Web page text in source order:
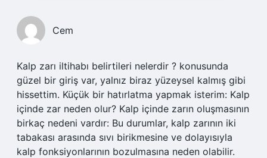
Cem
Kalp zarı iltihabı belirtileri nelerdir ? konusunda
güzel bir giriş var, yalnız biraz yüzeysel kalmış gibi
hissettim. Küçük bir hatırlatma yapmak isterim: Kalp
içinde zar neden olur? Kalp içinde zarın oluşmasının
birkaç nedeni vardır: Bu durumlar, kalp zarının iki
tabakası arasında sıvı birikmesine ve dolayısıyla
kalp fonksiyonlarının bozulmasına neden olabilir.